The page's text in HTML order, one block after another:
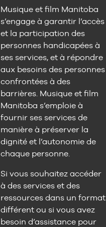
Musique et film Manitoba
s’engage à garantir l’accès
et la participation des
personnes handicapées à
ses services, et à répondre
aux besoins des personnes
confrontées à des
barrières. Musique et film
Manitoba s’emploie à
fournir ses services de
manière à préserver la
dignité et l’autonomie de
chaque personne.
Si vous souhaitez accéder
à des services et des
ressources dans un format
différent ou si vous avez
besoin d’assistance pour